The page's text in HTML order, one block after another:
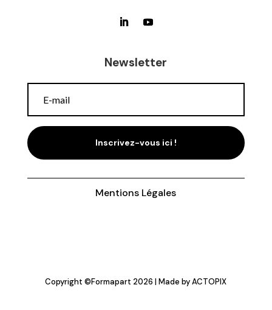
Newsletter
Inscrivez-vous ici !
Mentions Légales
Copyright ©Formapart 2026 | Made byACTOPIX